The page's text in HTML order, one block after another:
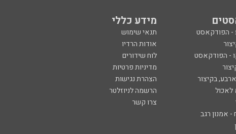
מידע כללי
הפודקאסט
תנאי שימוש
אודות הרדיו
- הפודקאסט
לוח שידורים
מדיניות פרטיות
בקיצור
הצהרת נגישות
לאכול
הרשמה לניוזלטר
צרו קשר
- אמנון רגב